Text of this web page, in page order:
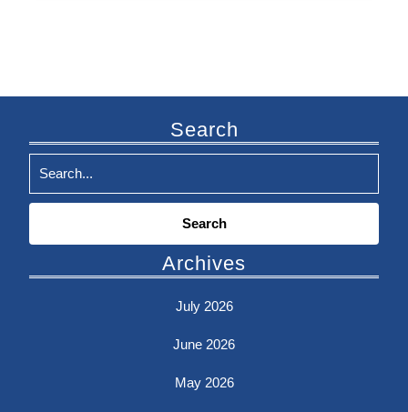
Search
Search
Archives
July 2026
June 2026
May 2026